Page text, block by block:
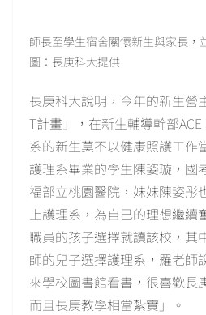
師長至學生宿舍關懷新生與家長，
圖：長庚科大提供
長庚科大說明，今年的新生營
T計畫」，在新生輔導幹部ACE
系的新生莫不以健康照護工作
護理系畢業的學生陳姿璇，國
福部立桃園醫院，妹妹陳姿彤
上護理系，為自己的理想繼
職員的孩子選擇就讀該校，其
師的兒子選擇護理系，羅老師
來學校圖書館看書，很喜歡長
而且長庚教學相當紮實」。